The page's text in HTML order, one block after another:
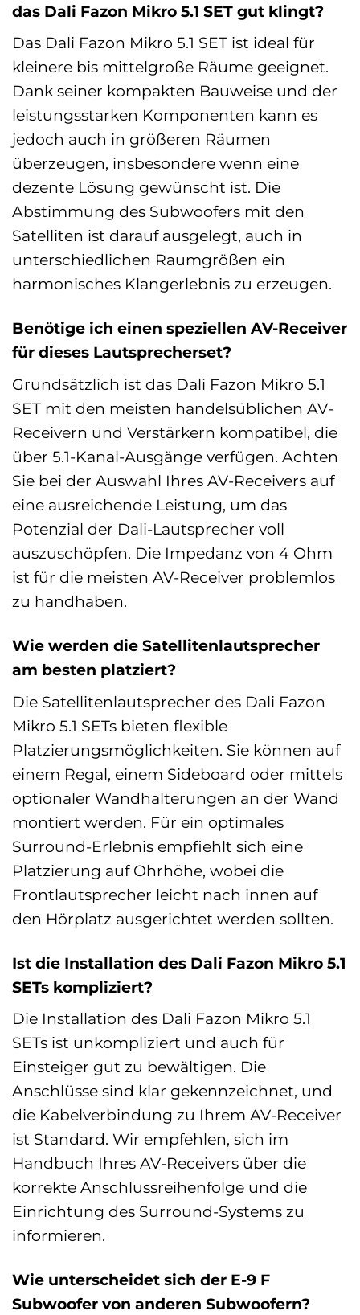
das Dali Fazon Mikro 5.1 SET gut klingt?
Das Dali Fazon Mikro 5.1 SET ist ideal für
kleinere bis mittelgroße Räume geeignet.
Dank seiner kompakten Bauweise und der
leistungsstarken Komponenten kann es
jedoch auch in größeren Räumen
überzeugen, insbesondere wenn eine
dezente Lösung gewünscht ist. Die
Abstimmung des Subwoofers mit den
Satelliten ist darauf ausgelegt, auch in
unterschiedlichen Raumgrößen ein
harmonisches Klangerlebnis zu erzeugen.
Benötige ich einen speziellen AV-Receiver
für dieses Lautsprecherset?
Grundsätzlich ist das Dali Fazon Mikro 5.1
SET mit den meisten handelsüblichen AV-
Receivern und Verstärkern kompatibel, die
über 5.1-Kanal-Ausgänge verfügen. Achten
Sie bei der Auswahl Ihres AV-Receivers auf
eine ausreichende Leistung, um das
Potenzial der Dali-Lautsprecher voll
auszuschöpfen. Die Impedanz von 4 Ohm
ist für die meisten AV-Receiver problemlos
zu handhaben.
Wie werden die Satellitenlautsprecher
am besten platziert?
Die Satellitenlautsprecher des Dali Fazon
Mikro 5.1 SETs bieten flexible
Platzierungsmöglichkeiten. Sie können auf
einem Regal, einem Sideboard oder mittels
optionaler Wandhalterungen an der Wand
montiert werden. Für ein optimales
Surround-Erlebnis empfiehlt sich eine
Platzierung auf Ohrhöhe, wobei die
Frontlautsprecher leicht nach innen auf
den Hörplatz ausgerichtet werden sollten.
Ist die Installation des Dali Fazon Mikro 5.1
SETs kompliziert?
Die Installation des Dali Fazon Mikro 5.1
SETs ist unkompliziert und auch für
Einsteiger gut zu bewältigen. Die
Anschlüsse sind klar gekennzeichnet, und
die Kabelverbindung zu Ihrem AV-Receiver
ist Standard. Wir empfehlen, sich im
Handbuch Ihres AV-Receivers über die
korrekte Anschlussreihenfolge und die
Einrichtung des Surround-Systems zu
informieren.
Wie unterscheidet sich der E-9 F
Subwoofer von anderen Subwoofern?